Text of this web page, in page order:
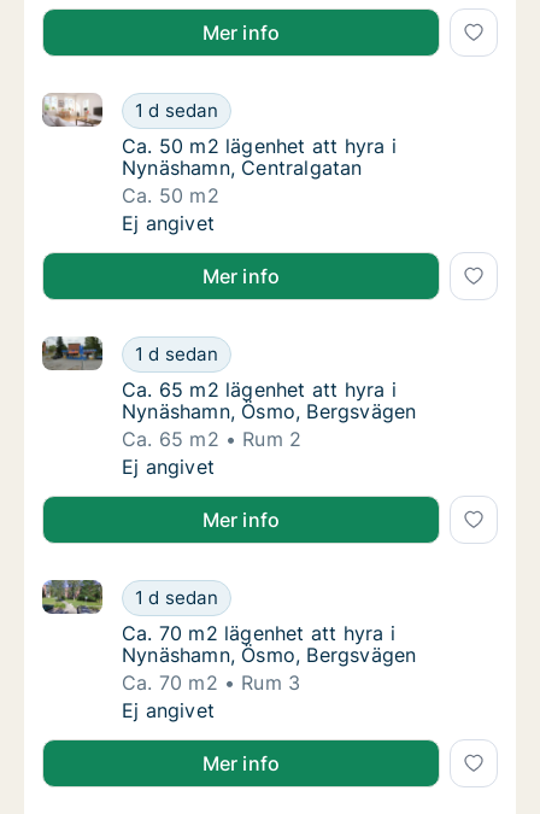
Mer info
Ca. 50 m2 lägenhet att hyra i Nynäshamn,
1 d sedan
Ca. 50 m2 lägenhet att hyra i Nynäshamn,
Ca. 50 m2 lägenhet att hyra i Nynäshamn,
Ca. 50 m2 lägenhet att hyra i
Nynäshamn, Centralgatan
Ca. 50 m2
Ca. 50 m2 lägenhet att hyra i Nynäshamn,
Ej angivet
Mer info
Ca. 65 m2 lägenhet att hyra i Nynäshamn,
1 d sedan
Ca. 65 m2 lägenhet att hyra i Nynäshamn, Ösmo,
Ca. 65 m2 lägenhet att hyra i Nynäshamn,
Ca. 65 m2 lägenhet att hyra i
Nynäshamn, Ösmo, Bergsvägen
Ca. 65 m2
Rum 2
Ca. 65 m2 lägenhet att hyra i Nynäshamn,
Ej angivet
Mer info
Ca. 70 m2 lägenhet att hyra i Nynäshamn,
1 d sedan
Ca. 70 m2 lägenhet att hyra i Nynäshamn, Ösmo,
Ca. 70 m2 lägenhet att hyra i Nynäshamn,
Ca. 70 m2 lägenhet att hyra i
Nynäshamn, Ösmo, Bergsvägen
Ca. 70 m2
Rum 3
Ca. 70 m2 lägenhet att hyra i Nynäshamn,
Ej angivet
Mer info